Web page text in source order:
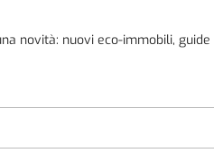
novità: nuovi eco-immobili,